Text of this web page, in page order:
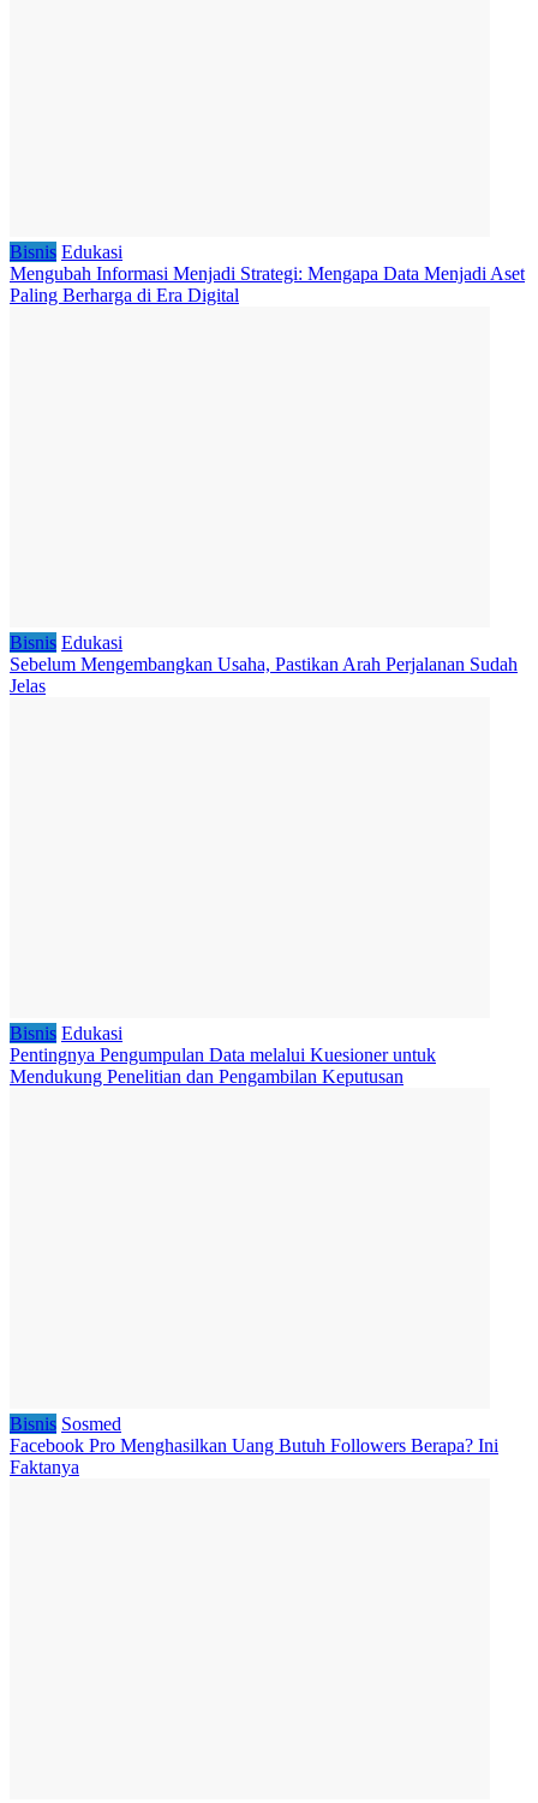
Bisnis Edukasi
Mengubah Informasi Menjadi Strategi: Mengapa Data Menjadi Aset
Paling Berharga di Era Digital
Bisnis Edukasi
Sebelum Mengembangkan Usaha, Pastikan Arah Perjalanan Sudah
Jelas
Bisnis Edukasi
Pentingnya Pengumpulan Data melalui Kuesioner untuk
Mendukung Penelitian dan Pengambilan Keputusan
Bisnis Sosmed
Facebook Pro Menghasilkan Uang Butuh Followers Berapa? Ini
Faktanya